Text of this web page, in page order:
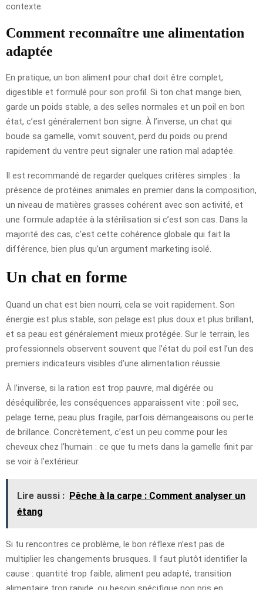
contexte.
Comment reconnaître une alimentation
adaptée
En pratique, un bon aliment pour chat doit être complet,
digestible et formulé pour son profil. Si ton chat mange bien,
garde un poids stable, a des selles normales et un poil en bon
état, c’est généralement bon signe. À l’inverse, un chat qui
boude sa gamelle, vomit souvent, perd du poids ou prend
rapidement du ventre peut signaler une ration mal adaptée.
Il est recommandé de regarder quelques critères simples : la
présence de protéines animales en premier dans la composition,
un niveau de matières grasses cohérent avec son activité, et
une formule adaptée à la stérilisation si c’est son cas. Dans la
majorité des cas, c’est cette cohérence globale qui fait la
différence, bien plus qu’un argument marketing isolé.
Un chat en forme
Quand un chat est bien nourri, cela se voit rapidement. Son
énergie est plus stable, son pelage est plus doux et plus brillant,
et sa peau est généralement mieux protégée. Sur le terrain, les
professionnels observent souvent que l’état du poil est l’un des
premiers indicateurs visibles d’une alimentation réussie.
À l’inverse, si la ration est trop pauvre, mal digérée ou
déséquilibrée, les conséquences apparaissent vite : poil sec,
pelage terne, peau plus fragile, parfois démangeaisons ou perte
de brillance. Concrètement, c’est un peu comme pour les
cheveux chez l’humain : ce que tu mets dans la gamelle finit par
se voir à l’extérieur.
Lire aussi : Pêche à la carpe : Comment analyser un
étang
Si tu rencontres ce problème, le bon réflexe n’est pas de
multiplier les changements brusques. Il faut plutôt identifier la
cause : quantité trop faible, aliment peu adapté, transition